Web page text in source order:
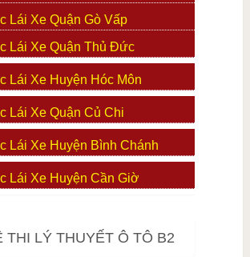
Lái Xe Quận Gò Vấp
Lái Xe Quận Thủ Đức
Lái Xe Huyện Hóc Môn
Lái Xe Quận Củ Chi
Lái Xe Huyện Bình Chánh
Lái Xe Huyện Cần Giờ
THI LÝ THUYẾT Ô TÔ B2